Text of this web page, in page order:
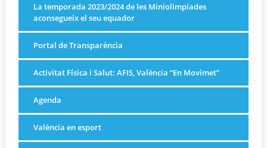
La temporada 2023/2024 de les Miniolimpiades
aconsegueix el seu equador
Portal de Transparència
Activitat Física i Salut: AFIS, València “En Movimet”
Agenda
València en esport